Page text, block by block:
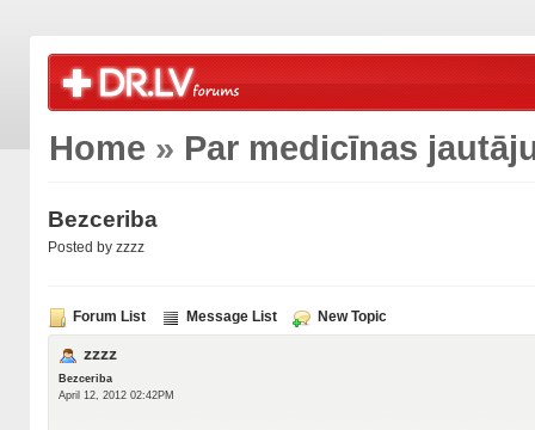
Home » Par medicīnas
Bezceriba
Posted by zzzz
Forum List Message List New Topic
zzzz
Bezceriba
April 12, 2012 02:42PM